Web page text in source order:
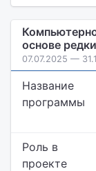
основе
07.07.2025 —
Название
программы
Роль в
проекте